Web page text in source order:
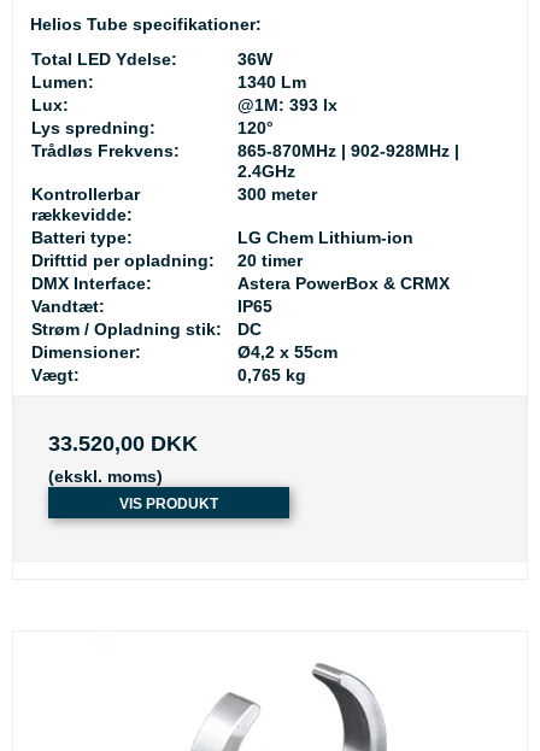
Helios Tube specifikationer:
Total LED Ydelse:
36W
Lumen:
1340 Lm
Lux:
@1M: 393 lx
Lys spredning:
120°
Trådløs Frekvens:
865-870MHz | 902-928MHz |
2.4GHz
Kontrollerbar
rækkevidde:
300 meter
Batteri type:
LG Chem Lithium-ion
Drifttid per opladning:
20 timer
DMX Interface:
Astera PowerBox & CRMX
Vandtæt:
IP65
Strøm / Opladning stik:
DC
Dimensioner:
Ø4,2 x 55cm
Vægt:
0,765 kg
33.520,00 DKK
(ekskl. moms)
VIS PRODUKT